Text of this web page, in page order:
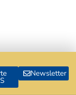
Newsletter